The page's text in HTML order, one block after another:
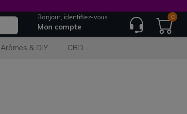
Bonjour, identifiez-vous
Mon compte
0
Arômes & DIY CBD